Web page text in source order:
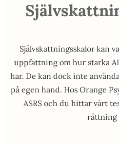
Självskattningsskalor kan
uppfattning om hur starka
har. De kan dock inte
på egen hand. Hos Orange
ASRS och du hittar vårt
rättning